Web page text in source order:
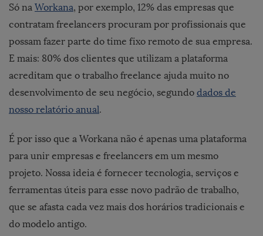
Só na Workana, por exemplo, 12% das empresas que
contratam freelancers procuram por profissionais que
possam fazer parte do time fixo remoto de sua empresa.
E mais: 80% dos clientes que utilizam a plataforma
acreditam que o trabalho freelance ajuda muito no
desenvolvimento de seu negócio, segundo dados de
nosso relatório anual.
É por isso que a Workana não é apenas uma plataforma
para unir empresas e freelancers em um mesmo
projeto. Nossa ideia é fornecer tecnologia, serviços e
ferramentas úteis para esse novo padrão de trabalho,
que se afasta cada vez mais dos horários tradicionais e
do modelo antigo.